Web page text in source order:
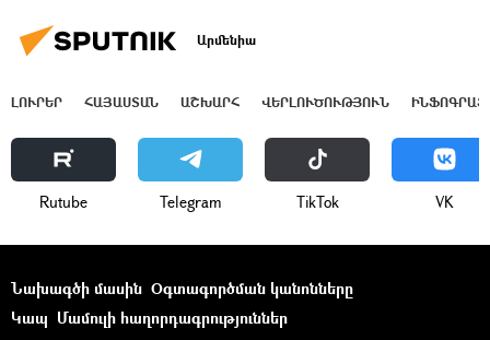
Արմենիա
ԼՈՒՐԵՐ ՀԱՅԱՍՏԱՆ ԱՇԽԱՐՀ ՎԵՐԼՈՒԾՈՒԹՅՈՒՆ
Rutube Telegram ТikТоk VK
Նախագծի մասին Օգտագործման կանոնները
Կապ Մամուլի հաղորդագրություններ